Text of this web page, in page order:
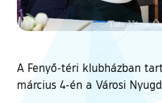
A Fenyő-téri klubházban
március 4-én a Városi